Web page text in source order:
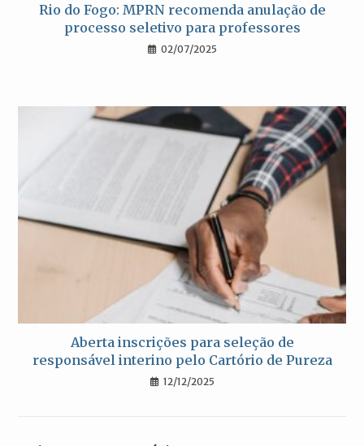
Rio do Fogo: MPRN recomenda anulação de
processo seletivo para professores
02/07/2025
Aberta inscrições para seleção de
responsável interino pelo Cartório de Pureza
12/12/2025